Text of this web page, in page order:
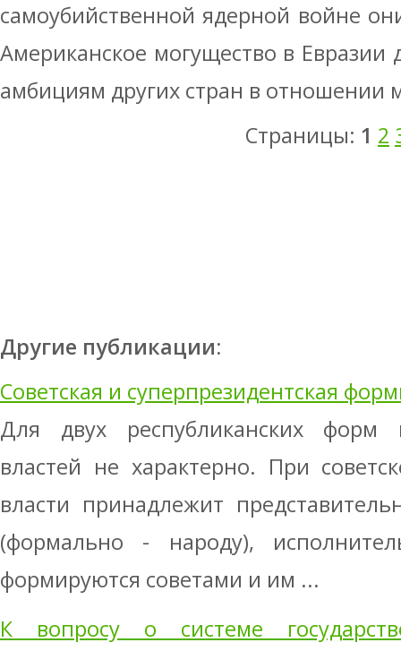
самоубийственной ядерной войне
Американское могущество в
амбициям других стран в отношении
Страницы: 1 2
Другие публикации:
Советская и суперпрезидентская
Для двух республиканских форм
властей не характерно. При
власти принадлежит
(формально - народу),
формируются советами и им ...
К вопросу о системе